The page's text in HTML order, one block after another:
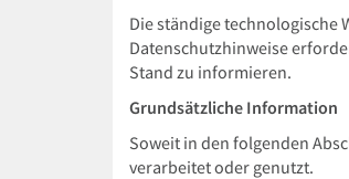
Die ständige technologische
Datenschutzhinweise
Stand zu informieren.
Grundsätzliche Information
Soweit in den folgenden
verarbeitet oder genutzt.